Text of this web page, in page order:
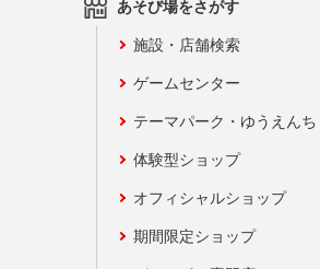
あそび場をさがす
施設・店舗検索
ゲームセンター
テーマパーク・ゆうえんち
体験型ショップ
オフィシャルショップ
期間限定ショップ